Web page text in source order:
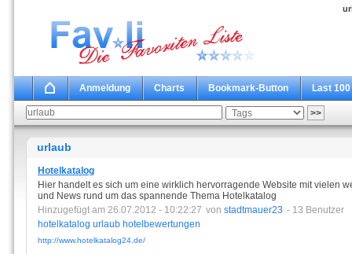
Anmeldung Charts Bookmark-Button Last 100
urlaub
Hotelkatalog
Hier handelt es sich um eine wirklich hervorragende Website mit vielen
und News rund um das spannende Thema Hotelkatalog
Hinzugefügt am 26.07.2012 - 10:22:27 von stadtmauer23 - 13 Benutzer
hotelkatalog urlaub hotelbewertungen
http://www.hotelkatalog24.de/